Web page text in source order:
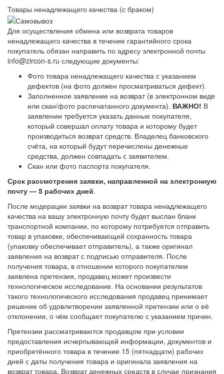
Товары ненадлежащего качества (с браком)
Для осуществления обмена или возврата товаров
ненадлежащего качества в течение гарантийного срока
покупатель обязан направить по адресу электронной почты
info@zircon-s.ru следующие документы:
Фото товара ненадлежащего качества с указанием
дефектов (на фото должен просматриваться дефект).
Заполненное заявление на возврат (в электронном виде
или скан/фото распечатанного документа). ВАЖНО! В
заявлении требуется указать данные покупателя,
который совершал оплату товара и которому будет
производиться возврат средств. Владелец банковского
счёта, на который будут перечислены денежные
средства, должен совпадать с заявителем.
Скан или фото паспорта покупателя.
Срок рассмотрения заявки, направленной на электронную
почту — 5 рабочих дней.
После модерации заявки на возврат товара ненадлежащего
качества на вашу электронную почту будет выслан бланк
транспортной компании, по которому потребуется отправить
товар в упаковке, обеспечивающей сохранность товара
(упаковку обеспечивает отправитель), а также оригинал
заявления на возврат с подписью отправителя. После
получения товара, в отношении которого покупателем
заявлена претензия, продавец может произвести
технологическое исследование. На основании результатов
такого технологического исследования продавец принимает
решение об удовлетворении заявленной претензии или о её
отклонении, о чём сообщает покупателю с указанием причин.
Претензии рассматриваются продавцом при условии
предоставления исчерпывающей информации, документов и
приобретённого товара в течение 15 (пятнадцати) рабочих
дней с даты получения товара и оригинала заявления на
возврат товара. Возврат денежных средств в случае признания